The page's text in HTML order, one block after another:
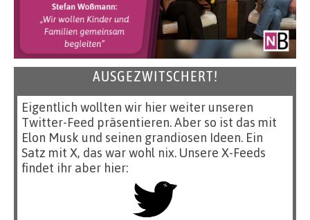
AUSGEZWITSCHERT!
Eigentlich wollten wir hier weiter unseren
Twitter-Feed präsentieren. Aber so ist das mit
Elon Musk und seinen grandiosen Ideen. Ein
Satz mit X, das war wohl nix. Unsere X-Feeds
findet ihr aber hier: